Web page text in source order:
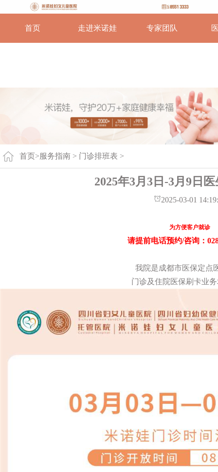
首页 走进米诺娃 专家团队
首页>服务指南 > 门诊排班表 >
2025年3月3日-3月9日
2025-03-01
为方便客户就诊
请提前电话预约/咨询：
我院是成都市医保定点
门诊及住院医保刷卡业